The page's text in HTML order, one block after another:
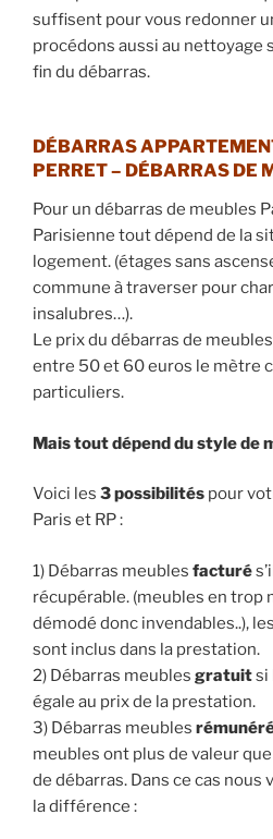
suffisent pour vous redonner
procédons aussi au nettoyage
fin du débarras.
DÉBARRAS
PERRET– DÉBARRAS DE
Pour un débarras de meubles
Parisienne tout dépend de la
logement. (étages sans
commune à traverser pour
insalubres…).
Le prix du débarras de
entre 50 et 60 euros le mètre
particuliers.
Mais tout dépend du style de
Voici les 3 possibilités pour
Paris et RP :
1) Débarras meubles facturé
récupérable. (meubles en trop
démodé donc invendables..),
sont inclus dans la prestation.
2) Débarras meubles gratuitsi
égale au prix de la prestation.
3) Débarras meubles
meubles ont plus de valeur
de débarras. Dans ce cas nous
la différence :